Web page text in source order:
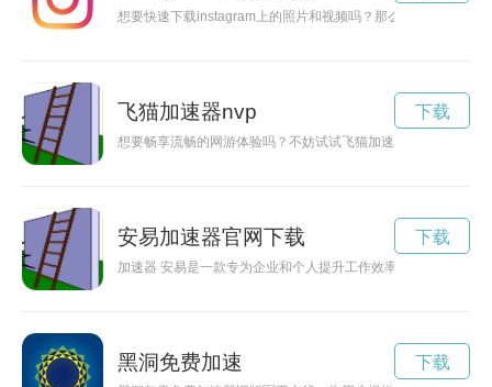
想要快速下载instagram上的照片和视频吗？那么不妨试试这款
飞猫加速器nvp
想要畅享流畅的网游体验吗？不妨试试飞猫加速器官网版下载
下载
安易加速器官网下载
加速器 安易是一款专为企业和个人提升工作效率，加速科技创
下载
黑洞免费加速 下载